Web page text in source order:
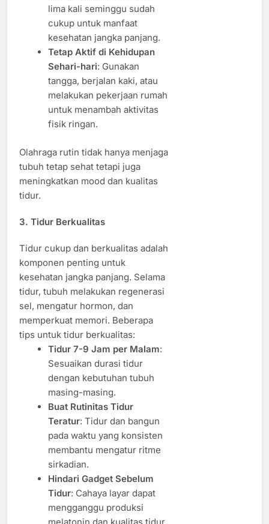
lima kali seminggu sudah
cukup untuk manfaat
kesehatan jangka panjang.
Tetap Aktif di Kehidupan
Sehari-hari: Gunakan
tangga, berjalan kaki, atau
melakukan pekerjaan rumah
untuk menambah aktivitas
fisik ringan.
Olahraga rutin tidak hanya menjaga
tubuh tetap sehat tetapi juga
meningkatkan mood dan kualitas
tidur.
3. Tidur Berkualitas
Tidur cukup dan berkualitas adalah
komponen penting untuk
kesehatan jangka panjang. Selama
tidur, tubuh melakukan regenerasi
sel, mengatur hormon, dan
memperkuat memori. Beberapa
tips untuk tidur berkualitas:
Tidur 7-9 Jam per Malam:
Sesuaikan durasi tidur
dengan kebutuhan tubuh
masing-masing.
Buat Rutinitas Tidur
Teratur: Tidur dan bangun
pada waktu yang konsisten
membantu mengatur ritme
sirkadian.
Hindari Gadget Sebelum
Tidur: Cahaya layar dapat
mengganggu produksi